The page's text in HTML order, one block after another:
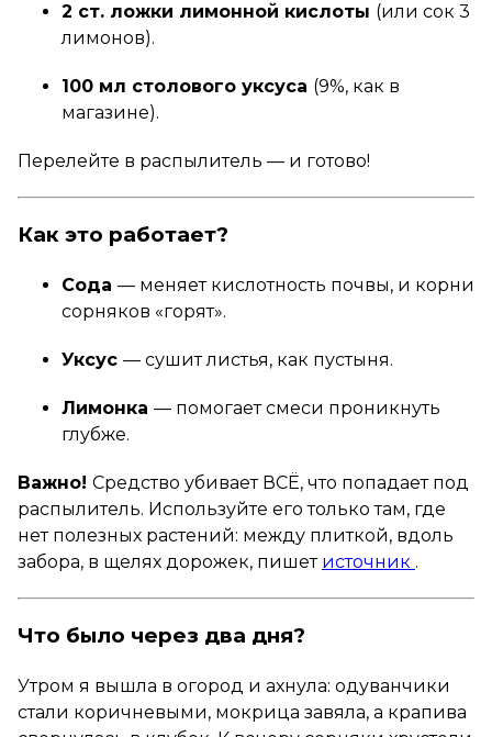
2 ст. ложки лимонной кислоты (или сок 3
лимонов).
100 мл столового уксуса (9%, как в
магазине).
Перелейте в распылитель — и готово!
Как это работает?
Сода — меняет кислотность почвы, и корни
сорняков «горят».
Уксус — сушит листья, как пустыня.
Лимонка — помогает смеси проникнуть
глубже.
Важно! Средство убивает ВСЁ, что попадает под
распылитель. Используйте его только там, где
нет полезных растений: между плиткой, вдоль
забора, в щелях дорожек, пишет источник .
Что было через два дня?
Утром я вышла в огород и ахнула: одуванчики
стали коричневыми, мокрица завяла, а крапива